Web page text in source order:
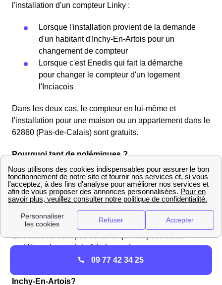
l'installation d'un compteur Linky :
Lorsque l'installation provient de la demande
d'un habitant d'Inchy-En-Artois pour un
changement de compteur
Lorsque c'est Enedis qui fait la démarche
pour changer le compteur d'un logement
l'Inciacois
Dans les deux cas, le compteur en lui-même et
l'installation pour une maison ou un appartement dans le
62860 (Pas-de-Calais) sont gratuits.
Pourquoi tant de polémiques ?
Les polémiques autour du compteur Linky sont sur
plusieurs sujets. La première critique portée par les
habitants d'Inchy-En-Artois est sur le fait qu'il est difficile
de refuser la pose de ce nouveau compteur. Une autre
difficulté pour l'accepter est que les habitants d'Inchy-
En-Artois ne sont pas certains qu'il ne pose aucun
problème de santé du fait des ondes.
Inchy-En-Artois?
09 77 42 34 25